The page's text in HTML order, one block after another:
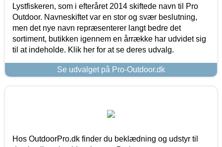
Lystfiskeren, som i efteråret 2014 skiftede navn til Pro
Outdoor. Navneskiftet var en stor og svær beslutning,
men det nye navn repræsenterer langt bedre det
sortiment, butikken igennem en årrække har udvidet sig
til at indeholde. Klik her for at se deres udvalg.
Se udvalget på Pro-Outdoor.dk
Hos OutdoorPro.dk finder du beklædning og udstyr til